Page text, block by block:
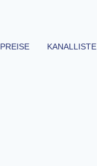
PREISE KANALLISTE